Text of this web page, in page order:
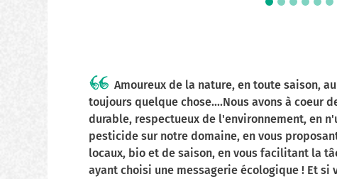
Amoureux de la nature, en toute saison,
toujours quelque chose....Nous avons à coeur
durable, respectueux de l'environnement, en
pesticide sur notre domaine, en vous
locaux, bio et de saison, en vous facilitant la
ayant choisi une messagerie écologique ! Et si